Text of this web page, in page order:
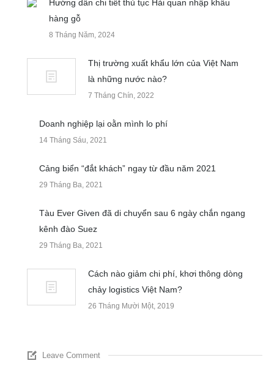
Hướng dẫn chi tiết thủ tục Hải quan nhập khẩu
hàng gỗ
8 Tháng Năm, 2024
Thị trường xuất khẩu lớn của Việt Nam
là những nước nào?
7 Tháng Chín, 2022
Doanh nghiệp lại oằn mình lo phí
14 Tháng Sáu, 2021
Cảng biển “đắt khách” ngay từ đầu năm 2021
29 Tháng Ba, 2021
Tàu Ever Given đã di chuyển sau 6 ngày chắn ngang
kênh đào Suez
29 Tháng Ba, 2021
Cách nào giảm chi phí, khơi thông dòng
chảy logistics Việt Nam?
26 Tháng Mười Một, 2019
Leave Comment